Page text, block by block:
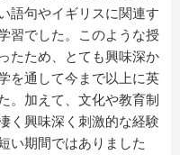
語句やイギリスに関連す
習でした。このような授
たため、とても興味深か
を通して今まで以上に英
。加えて、文化や教育制
く興味深く刺激的な経験
い期間ではありました